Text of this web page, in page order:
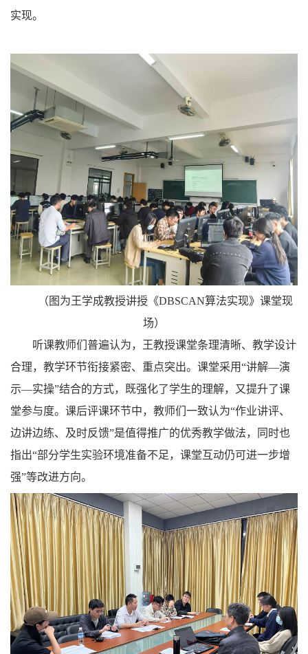
实现。
（图为王学成教授讲授《DBSCAN算法实现》课堂现
场）
听课教师们普遍认为，王教授课堂条理清晰、教学设计
合理，教学环节衔接紧密、重点突出。课堂采用“讲解—演
示—实操”结合的方式，既强化了学生的理解，又提升了课
堂参与度。课后评课环节中，教师们一致认为“作业讲评、
边讲边练、及时反馈”是值得推广的优秀教学做法，同时也
指出“部分学生实验环境准备不足，课堂互动仍可进一步增
强”等改进方向。